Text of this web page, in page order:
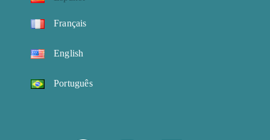
Français
English
Português